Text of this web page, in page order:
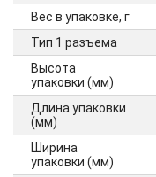
Вес в упаковке, г
Тип 1 разъема
Высота
упаковки (мм)
Длина упаковки
(мм)
Ширина
упаковки (мм)